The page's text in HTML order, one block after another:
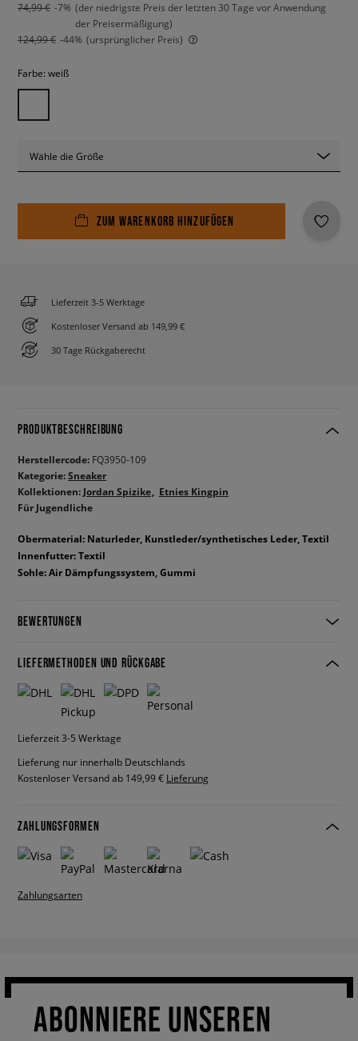
74,99 € -7% (der niedrigste Preis der letzten 30 Tage vor Anwendung
der Preisermäßigung)
124,99 € -44% (ursprünglicher Preis)
Farbe: weiß
Wähle die Größe
ZUM WARENKORB HINZUFÜGEN
Lieferzeit 3-5 Werktage
Kostenloser Versand ab 149,99 €
30 Tage Rückgaberecht
PRODUKTBESCHREIBUNG
Herstellercode: FQ3950-109
Kategorie:Sneaker
Kollektionen: Jordan Spizike
Etnies Kingpin
Für Jugendliche
Obermaterial: Naturleder, Kunstleder/synthetisches Leder, Textil
Innenfutter: Textil
Sohle: Air Dämpfungssystem, Gummi
BEWERTUNGEN
LIEFERMETHODEN UND RÜCKGABE
Lieferzeit 3-5 Werktage
Lieferung nur innerhalb Deutschlands
Kostenloser Versand ab 149,99 € Lieferung
ZAHLUNGSFORMEN
Zahlungsarten
ABONNIERE UNSEREN